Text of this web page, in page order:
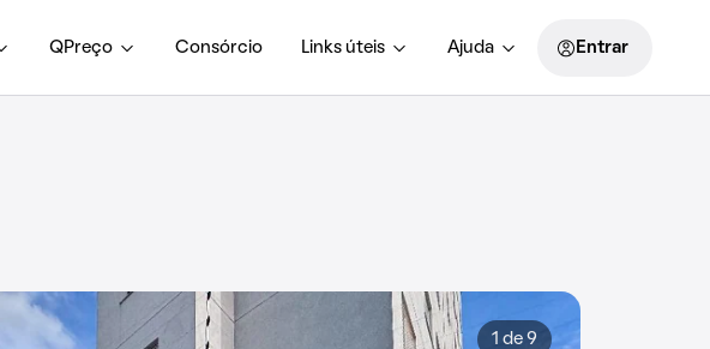
QPreço Consórcio Links úteis Ajuda Entrar
1 de 9